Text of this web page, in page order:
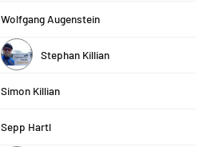
Wolfgang Augenstein
Stephan Killian
Simon Killian
Sepp Hartl